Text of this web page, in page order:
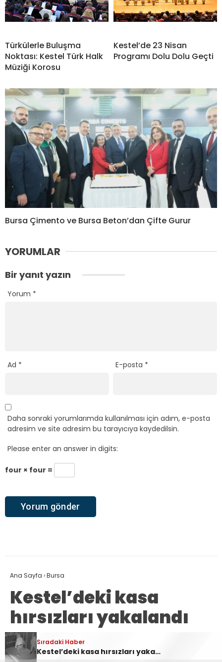
Sıradaki Haber
Ankara Yolu Babasultan Mevkii’nde Korkutan Tır Yangını
Türkülerle Buluşma
Noktası: Kestel Türk Halk
Müziği Korosu
Kestel’de 23 Nisan
Programı Dolu Dolu Geçti
Bursa Çimento ve Bursa Beton’dan Çifte Gurur
YORUMLAR
Bir yanıt yazın
Yorum *
Ad * E-posta *
Daha sonraki yorumlarımda kullanılması için adım, e-posta
adresim ve site adresim bu tarayıcıya kaydedilsin.
Please enter an answer in digits:
four × four =
Sıradaki Haber
Kestel’deki kasa hırsızları yakalandı
Ana Sayfa ›Bursa
Kestel’deki kasa
hırsızları yakalandı
emrah taş